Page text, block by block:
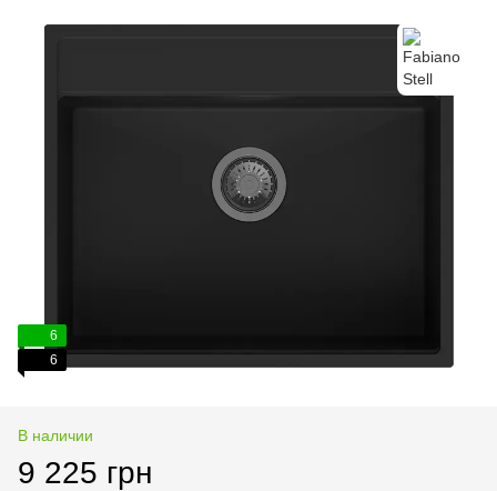
6
6
В наличии
9 225 грн